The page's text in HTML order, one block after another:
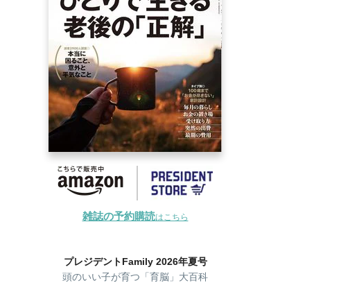
雑誌の予約購読はこちら
プレジデントFamily 2026年夏号
頭のいい子が育つ「育脳」大百科